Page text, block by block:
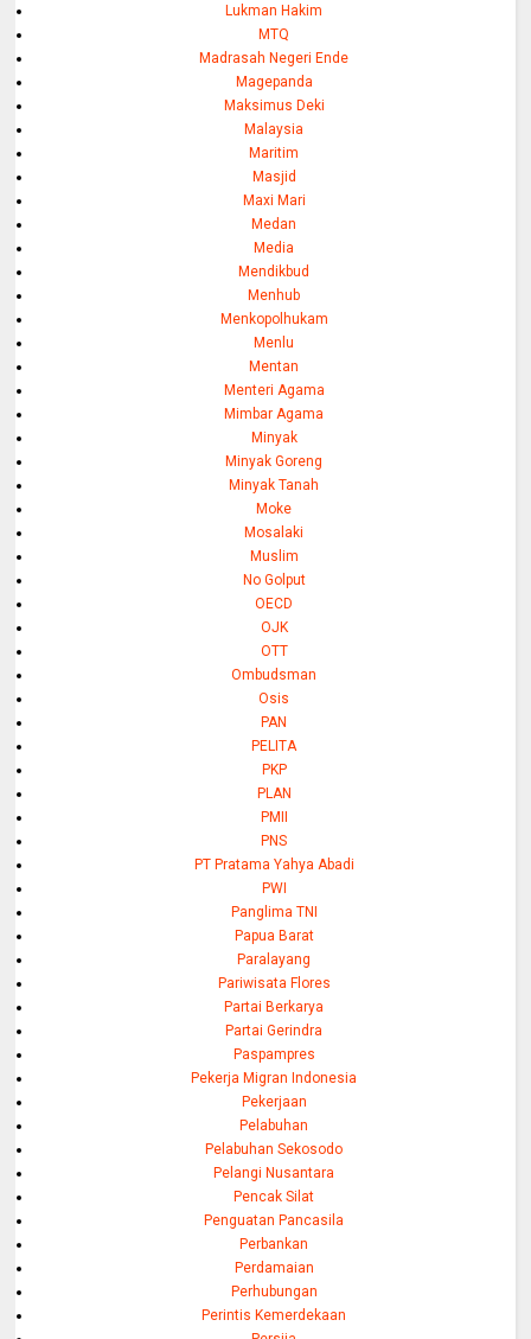
Lukman Hakim
MTQ
Madrasah Negeri Ende
Magepanda
Maksimus Deki
Malaysia
Maritim
Masjid
Maxi Mari
Medan
Media
Mendikbud
Menhub
Menkopolhukam
Menlu
Mentan
Menteri Agama
Mimbar Agama
Minyak
Minyak Goreng
Minyak Tanah
Moke
Mosalaki
Muslim
No Golput
OECD
OJK
OTT
Ombudsman
Osis
PAN
PELITA
PKP
PLAN
PMII
PNS
PT Pratama Yahya Abadi
PWI
Panglima TNI
Papua Barat
Paralayang
Pariwisata Flores
Partai Berkarya
Partai Gerindra
Paspampres
Pekerja Migran Indonesia
Pekerjaan
Pelabuhan
Pelabuhan Sekosodo
Pelangi Nusantara
Pencak Silat
Penguatan Pancasila
Perbankan
Perdamaian
Perhubungan
Perintis Kemerdekaan